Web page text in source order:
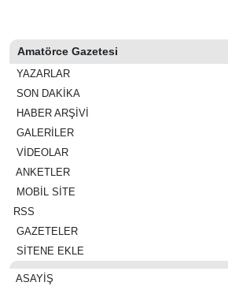
Amatörce Gazetesi
YAZARLAR
SON DAKİKA
HABER ARŞİVİ
GALERİLER
VİDEOLAR
ANKETLER
MOBİL SİTE
RSS
GAZETELER
SİTENE EKLE
ASAYIŞ